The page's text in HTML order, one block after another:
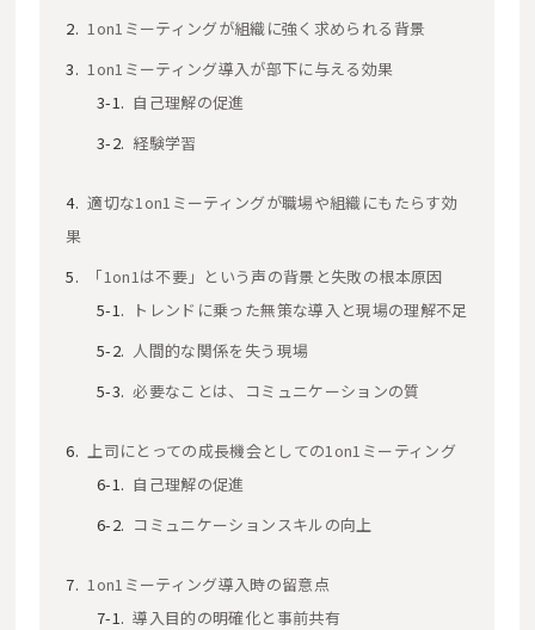
1on1ミーティングが組織に強く求められる背景
1on1ミーティング導入が部下に与える効果
自己理解の促進
経験学習
適切な1on1ミーティングが職場や組織にもたらす効
果
「1on1は不要」という声の背景と失敗の根本原因
トレンドに乗った無策な導入と現場の理解不足
人間的な関係を失う現場
必要なことは、コミュニケーションの質
上司にとっての成長機会としての1on1ミーティング
自己理解の促進
コミュニケーションスキルの向上
1on1ミーティング導入時の留意点
導入目的の明確化と事前共有